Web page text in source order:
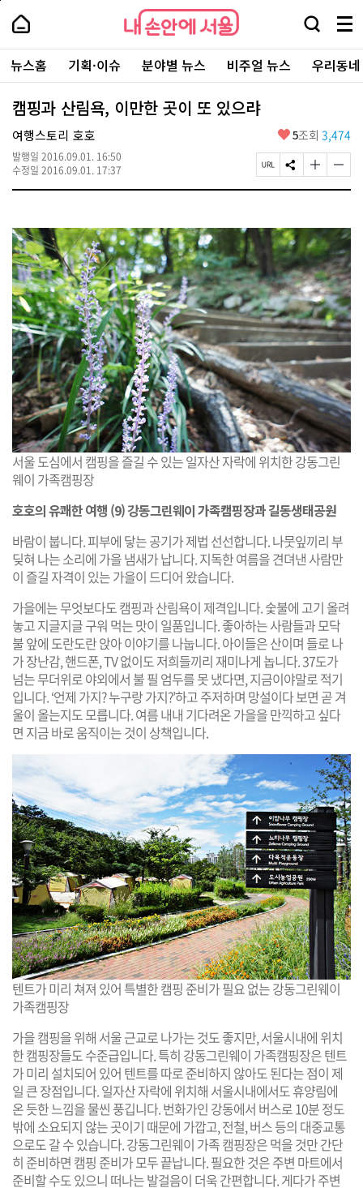
본
로
가
내
손
안
에
서
울
-
서
울
시
대
표
소
털
내
손
에
울
검
창
열
기
메
뉴
전
체
보
주
요
서
뉴스홈 기획·이슈 분야별 뉴스 비주얼 뉴스 우리동
캠핑과 산림욕, 이만한 곳이 또 있으랴
여행스토리 호호
발행일 2016.09.01. 16:50
수정일 2016.09.01. 17:37
좋
요
5조회 3,474
페
이
R
L
복
사
S
N
유
하
기
글
자
크
게
변
경
하
기
글
자
작
게
변
경
하
기
서울 도심에서 캠핑을 즐길 수 있는 일자산 자락에 위치한 강동그린
웨이 가족캠핑장
호호의 유쾌한 여행 (9) 강동그린웨이 가족캠핑장과 길동생태공원
바람이 붑니다. 피부에 닿는 공기가 제법 선선합니다. 나뭇잎끼리 부
딪혀 나는 소리에 가을 냄새가 납니다. 지독한 여름을 견뎌낸 사람만
이 즐길 자격이 있는 가을이 드디어 왔습니다.
가을에는 무엇보다도 캠핑과 산림욕이 제격입니다. 숯불에 고기 올려
놓고 지글지글 구워 먹는 맛이 일품입니다. 좋아하는 사람들과 모닥
불 앞에 도란도란 앉아 이야기를 나눕니다. 아이들은 산이며 들로 나
가 장난감, 핸드폰, TV 없이도 저희들끼리 재미나게 놉니다. 37도가
넘는 무더위로 야외에서 불 필 엄두를 못 냈다면, 지금이야말로 적기
입니다. ‘언제 가지? 누구랑 가지?’하고 주저하며 망설이다 보면 곧 겨
울이 올는지도 모릅니다. 여름 내내 기다려온 가을을 만끽하고 싶다
면 지금 바로 움직이는 것이 상책입니다.
텐트가 미리 쳐져 있어 특별한 캠핑 준비가 필요 없는 강동그린웨이
가족캠핑장
가을 캠핑을 위해 서울 근교로 나가는 것도 좋지만, 서울시내에 위치
한 캠핑장들도 수준급입니다. 특히 강동그린웨이 가족캠핑장은 텐트
가 미리 설치되어 있어 텐트를 따로 준비하지 않아도 된다는 점이 제
일 큰 장점입니다. 일자산 자락에 위치해 서울시내에서도 휴양림에
온 듯한 느낌을 물씬 풍깁니다. 번화가인 강동에서 버스로 10분 정도
밖에 소요되지 않는 곳이기 때문에 가깝고, 전철, 버스 등의 대중교통
으로도 갈 수 있습니다. 강동그린웨이 가족 캠핑장은 먹을 것만 간단
히 준비하면 캠핑 준비가 모두 끝납니다. 필요한 것은 주변 마트에서
준비할 수도 있으니 떠나는 발걸음이 더욱 간편합니다. 게다가 주변
페
상
단
로